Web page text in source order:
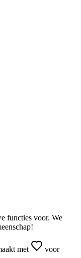
functies voor. We
met
voor